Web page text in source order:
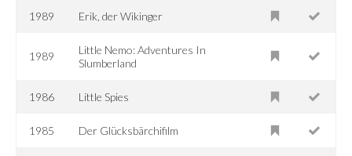
1989 Erik, der Wikinger
1989
Little Nemo: Adventures In
Slumberland
1986 Little Spies
1985 Der Glücksbärchifilm